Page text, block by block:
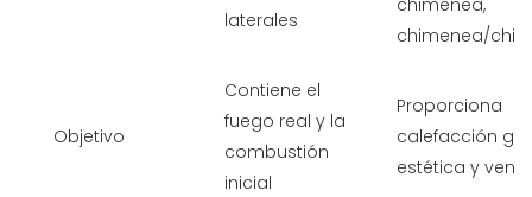
laterales
chimenea,
chimenea/
Objetivo
Contiene el
fuego real y la
combustión
inicial
Proporciona
calefacción
estética y